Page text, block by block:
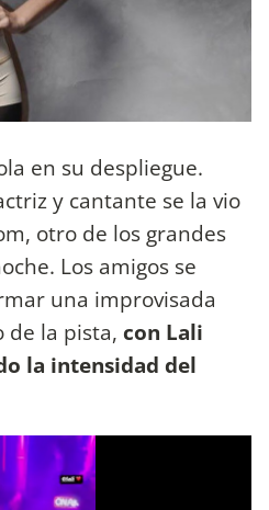
en su despliegue.
y cantante se la vio
otro de los grandes
Los amigos se
una improvisada
de la pista, con Lali
la intensidad del